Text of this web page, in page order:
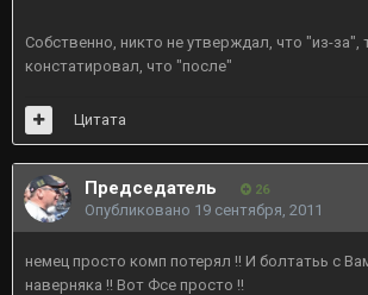
Собственно, никто не утверждал, что "из-за",
констатировал, что "после"
Цитата
Председатель 26
Опубликовано 19 сентября, 2011
немец просто комп потерял !! И болтатьь с
наверняка !! Вот Фсе просто !!